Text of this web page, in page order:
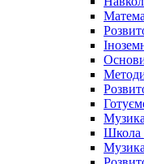
Музика
Школа